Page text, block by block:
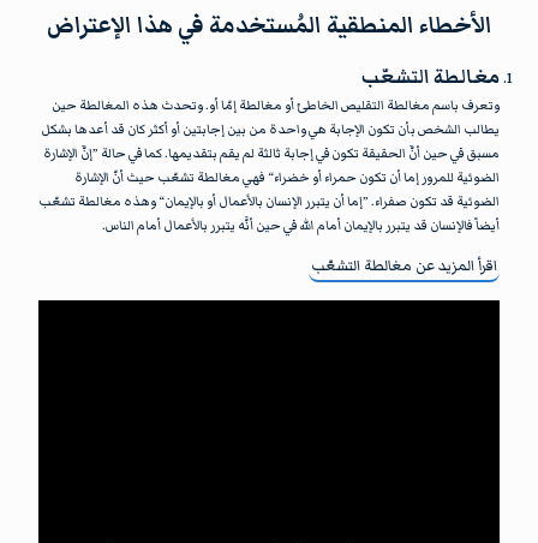
الأخطاء المنطقية المُستخدمة في هذا الإعتراض
مغالطة التشعّب
وتعرف باسم مغالطة التقليص الخاطئ أو مغالطة إمّا أو. وتحدث هذه المغالطة حين
يطالب الشخص بأن تكون الإجابة هي واحدة من بين إجابتين أو أكثر كان قد أعدها بشكل
مسبق في حين أنَّ الحقيقة تكون في إجابة ثالثة لم يقم بتقديمها. كما في حالة ”إنَّ الإشارة
الضوئية للمرور إما أن تكون حمراء أو خضراء“ فهي مغالطة تشعّب حيث أنّ الإشارة
الضوئية قد تكون صفراء. ”إما أن يتبرر الإنسان بالأعمال أو بالإيمان“ وهذه مغالطة تشعّب
أيضاً فالإنسان قد يتبرر بالإيمان أمام الله في حين أنَّه يتبرر بالأعمال أمام الناس.
اقرأ المزيد عن مغالطة التشعّب